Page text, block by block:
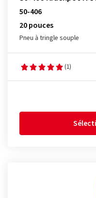
50-406
20 pouces
Pneu à tringle souple
(1)